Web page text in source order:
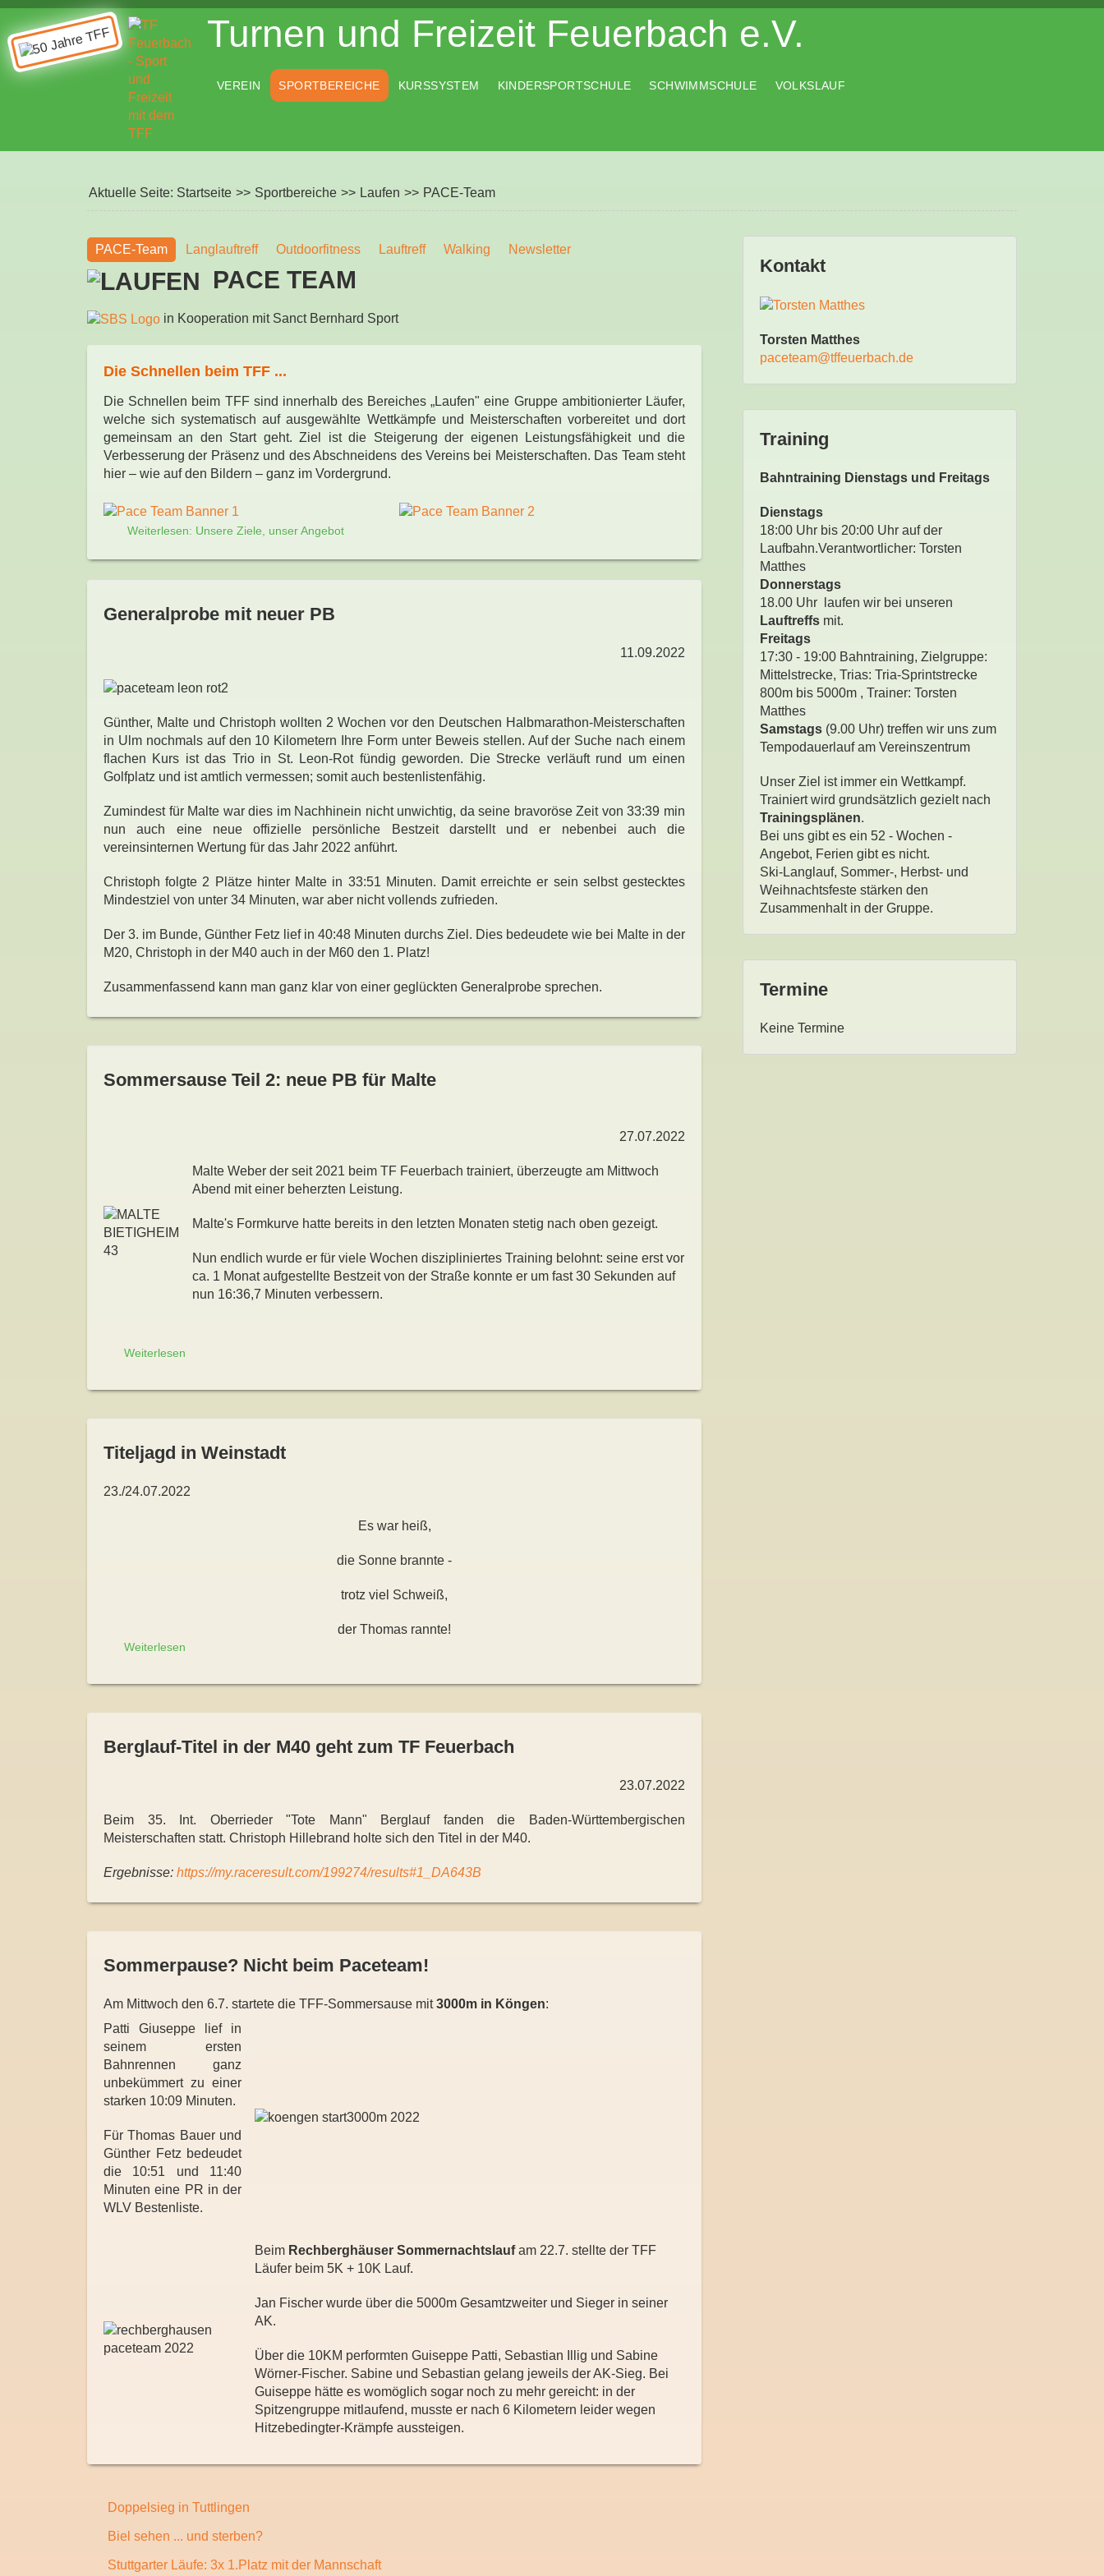
Turnen und Freizeit Feuerbach e.V.
VEREIN SPORTBEREICHE KURSSYSTEM KINDERSPORTSCHULE SCHWIMMSCHULE VOLKSLAUF
Aktuelle Seite: Startseite >> Sportbereiche >> Laufen >> PACE-Team
PACE-Team Langlauftreff Outdoorfitness Lauftreff Walking Newsletter
PACE TEAM
in Kooperation mit Sanct Bernhard Sport
Die Schnellen beim TFF ...
Die Schnellen beim TFF sind innerhalb des Bereiches „Laufen" eine Gruppe ambitionierter Läufer,
welche sich systematisch auf ausgewählte Wettkämpfe und Meisterschaften vorbereitet und dort
gemeinsam an den Start geht. Ziel ist die Steigerung der eigenen Leistungsfähigkeit und die
Verbesserung der Präsenz und des Abschneidens des Vereins bei Meisterschaften. Das Team steht
hier – wie auf den Bildern – ganz im Vordergrund.
Weiterlesen: Unsere Ziele, unser Angebot
Generalprobe mit neuer PB
11.09.2022
Günther, Malte und Christoph wollten 2 Wochen vor den Deutschen Halbmarathon-Meisterschaften
in Ulm nochmals auf den 10 Kilometern Ihre Form unter Beweis stellen. Auf der Suche nach einem
flachen Kurs ist das Trio in St. Leon-Rot fündig geworden. Die Strecke verläuft rund um einen
Golfplatz und ist amtlich vermessen; somit auch bestenlistenfähig.
Zumindest für Malte war dies im Nachhinein nicht unwichtig, da seine bravoröse Zeit von 33:39 min
nun auch eine neue offizielle persönliche Bestzeit darstellt und er nebenbei auch die
vereinsinternen Wertung für das Jahr 2022 anführt.
Christoph folgte 2 Plätze hinter Malte in 33:51 Minuten. Damit erreichte er sein selbst gestecktes
Mindestziel von unter 34 Minuten, war aber nicht vollends zufrieden.
Der 3. im Bunde, Günther Fetz lief in 40:48 Minuten durchs Ziel. Dies bedeudete wie bei Malte in der
M20, Christoph in der M40 auch in der M60 den 1. Platz!
Zusammenfassend kann man ganz klar von einer geglückten Generalprobe sprechen.
Sommersause Teil 2: neue PB für Malte
27.07.2022
Malte Weber der seit 2021 beim TF Feuerbach trainiert, überzeugte am Mittwoch
Abend mit einer beherzten Leistung.
Malte's Formkurve hatte bereits in den letzten Monaten stetig nach oben gezeigt.
Nun endlich wurde er für viele Wochen diszipliniertes Training belohnt: seine erst vor
ca. 1 Monat aufgestellte Bestzeit von der Straße konnte er um fast 30 Sekunden auf
nun 16:36,7 Minuten verbessern.
Weiterlesen
Titeljagd in Weinstadt
23./24.07.2022
Es war heiß,
die Sonne brannte -
trotz viel Schweiß,
der Thomas rannte!
Weiterlesen
Berglauf-Titel in der M40 geht zum TF Feuerbach
23.07.2022
Beim 35. Int. Oberrieder "Tote Mann" Berglauf fanden die Baden-Württembergischen
Meisterschaften statt. Christoph Hillebrand holte sich den Titel in der M40.
Ergebnisse: https://my.raceresult.com/199274/results#1_DA643B
Sommerpause? Nicht beim Paceteam!
Am Mittwoch den 6.7. startete die TFF-Sommersause mit3000m in Köngen:
Patti Giuseppe lief in
seinem ersten
Bahnrennen ganz
unbekümmert zu einer
starken 10:09 Minuten.
Für Thomas Bauer und
Günther Fetz bedeudet
die 10:51 und 11:40
Minuten eine PR in der
WLV Bestenliste.
Beim Rechberghäuser Sommernachtslaufam 22.7. stellte der TFF
Läufer beim 5K + 10K Lauf.
Jan Fischer wurde über die 5000m Gesamtzweiter und Sieger in seiner
AK.
Über die 10KM performten Guiseppe Patti, Sebastian Illig und Sabine
Wörner-Fischer. Sabine und Sebastian gelang jeweils der AK-Sieg. Bei
Guiseppe hätte es womöglich sogar noch zu mehr gereicht: in der
Spitzengruppe mitlaufend, musste er nach 6 Kilometern leider wegen
Hitzebedingter-Krämpfe aussteigen.
Doppelsieg in Tuttlingen
Biel sehen ... und sterben?
Stuttgarter Läufe: 3x 1.Platz mit der Mannschaft
Kontakt
Torsten Matthes
paceteam@tffeuerbach.de
Training
Bahntraining Dienstags und Freitags
Dienstags
18:00 Uhr bis 20:00 Uhr auf der
Laufbahn.Verantwortlicher: Torsten
Matthes
Donnerstags
18.00 Uhr laufen wir bei unseren
Lauftreffs mit.
Freitags
17:30 - 19:00 Bahntraining, Zielgruppe:
Mittelstrecke, Trias: Tria-Sprintstrecke
800m bis 5000m , Trainer: Torsten
Matthes
Samstags (9.00 Uhr) treffen wir uns zum
Tempodauerlauf am Vereinszentrum
Unser Ziel ist immer ein Wettkampf.
Trainiert wird grundsätzlich gezielt nach
Trainingsplänen.
Bei uns gibt es ein 52 - Wochen -
Angebot, Ferien gibt es nicht.
Ski-Langlauf, Sommer-, Herbst- und
Weihnachtsfeste stärken den
Zusammenhalt in der Gruppe.
Termine
Keine Termine